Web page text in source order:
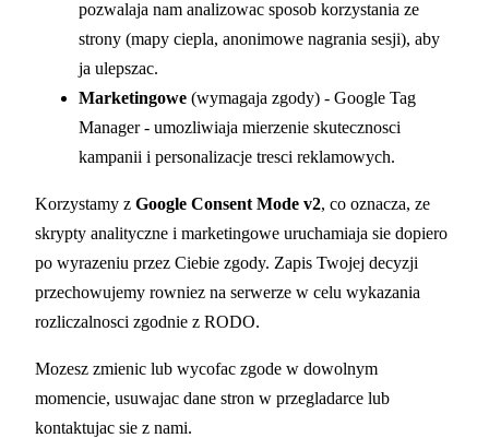
pozwalaja nam analizowac sposob korzystania ze
strony (mapy ciepla, anonimowe nagrania sesji), aby
ja ulepszac.
Marketingowe (wymagaja zgody) - Google Tag
Manager - umozliwiaja mierzenie skutecznosci
kampanii i personalizacje tresci reklamowych.
Korzystamy z Google Consent Mode v2, co oznacza, ze
skrypty analityczne i marketingowe uruchamiaja sie dopiero
po wyrazeniu przez Ciebie zgody. Zapis Twojej decyzji
przechowujemy rowniez na serwerze w celu wykazania
rozliczalnosci zgodnie z RODO.
Mozesz zmienic lub wycofac zgode w dowolnym
momencie, usuwajac dane stron w przegladarce lub
kontaktujac sie z nami.